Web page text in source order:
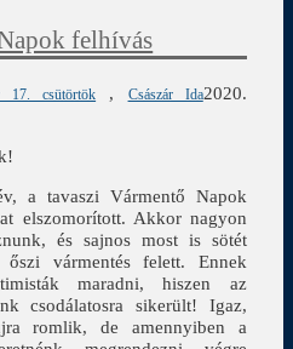
felhívás
17. csütörtök , Császár Ida2020.
a tavaszi Vármentő Napok
elszomorított. Akkor nagyon
és sajnos most is sötét
vármentés felett. Ennek
maradni, hiszen az
csodálatosra sikerült! Igaz,
romlik, de amennyiben a